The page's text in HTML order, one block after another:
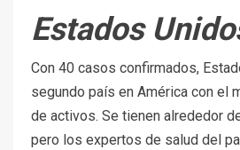
Estados
Con 40 casos confirmados,
segundo país en América con el
de activos. Se tienen alrededor
pero los expertos de salud del